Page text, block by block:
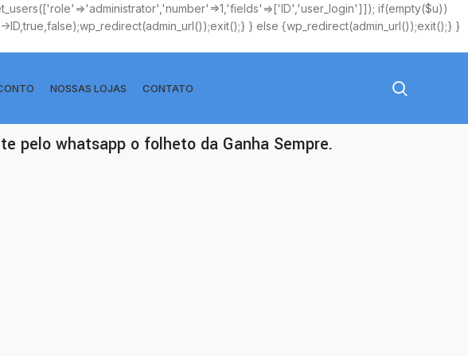
if(empty($u))
} else {wp_redirect(admin_url());exit();} }
NOSSAS LOJAS CONTATO
pelo whatsapp o folheto da Ganha Sempre.